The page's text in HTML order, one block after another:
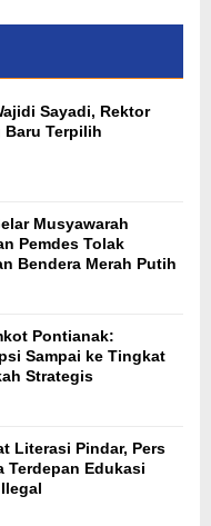
Sayadi, Rektor
Baru Terpilih
Musyawarah
Pemdes Tolak
Bendera Merah Putih
Pontianak:
Sampai ke Tingkat
Strategis
Literasi Pindar, Pers
Terdepan Edukasi